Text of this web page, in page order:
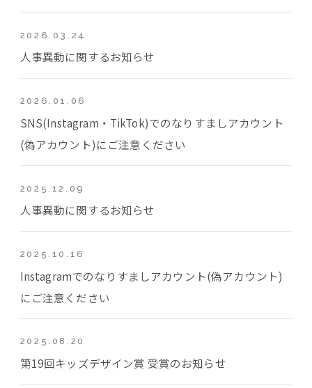
2026.03.24
人事異動に関するお知らせ
2026.01.06
SNS(Instagram・TikTok)でのなりすましアカウント
(偽アカウント)にご注意ください
2025.12.09
人事異動に関するお知らせ
2025.10.16
Instagramでのなりすましアカウント(偽アカウント)
にご注意ください
2025.08.20
第19回キッズデザイン賞 受賞のお知らせ